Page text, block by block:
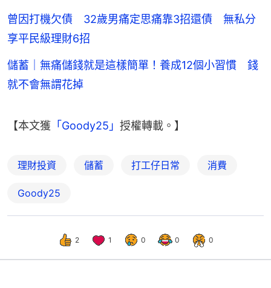
曾因打機欠債 32歲男痛定思痛靠3招還債 無私分
享平民級理財6招
儲蓄｜無痛儲錢就是這樣簡單！養成12個小習慣 錢
就不會無謂花掉
【本文獲 「Goody25」 授權轉載。】
理財投資 儲蓄 打工仔日常 消費
Goody25
2 1 0 0 0